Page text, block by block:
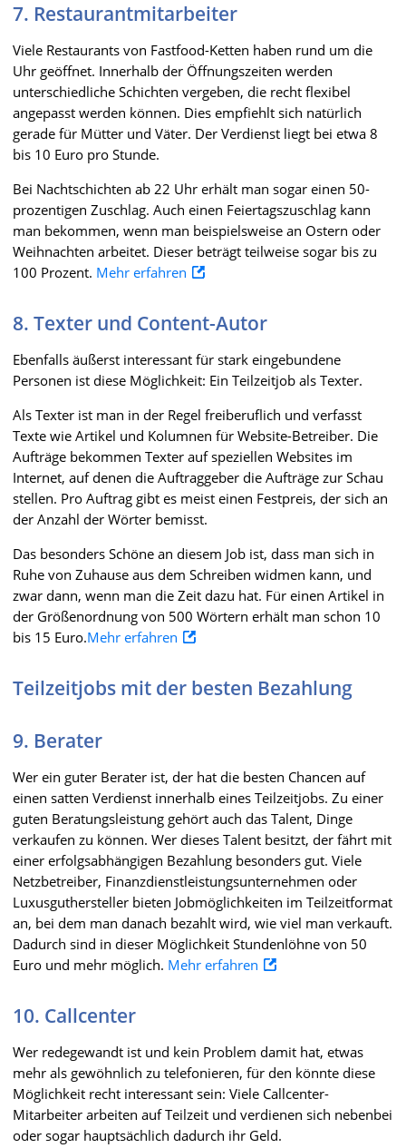
7. Restaurantmitarbeiter
Viele Restaurants von Fastfood-Ketten haben rund um die
Uhr geöffnet. Innerhalb der Öffnungszeiten werden
unterschiedliche Schichten vergeben, die recht flexibel
angepasst werden können. Dies empfiehlt sich natürlich
gerade für Mütter und Väter. Der Verdienst liegt bei etwa 8
bis 10 Euro pro Stunde.
Bei Nachtschichten ab 22 Uhr erhält man sogar einen 50-
prozentigen Zuschlag. Auch einen Feiertagszuschlag kann
man bekommen, wenn man beispielsweise an Ostern oder
Weihnachten arbeitet. Dieser beträgt teilweise sogar bis zu
100 Prozent. Mehr erfahren
8. Texter und Content-Autor
Ebenfalls äußerst interessant für stark eingebundene
Personen ist diese Möglichkeit: Ein Teilzeitjob als Texter.
Als Texter ist man in der Regel freiberuflich und verfasst
Texte wie Artikel und Kolumnen für Website-Betreiber. Die
Aufträge bekommen Texter auf speziellen Websites im
Internet, auf denen die Auftraggeber die Aufträge zur Schau
stellen. Pro Auftrag gibt es meist einen Festpreis, der sich an
der Anzahl der Wörter bemisst.
Das besonders Schöne an diesem Job ist, dass man sich in
Ruhe von Zuhause aus dem Schreiben widmen kann, und
zwar dann, wenn man die Zeit dazu hat. Für einen Artikel in
der Größenordnung von 500 Wörtern erhält man schon 10
bis 15 Euro.Mehr erfahren
Teilzeitjobs mit der besten Bezahlung
9. Berater
Wer ein guter Berater ist, der hat die besten Chancen auf
einen satten Verdienst innerhalb eines Teilzeitjobs. Zu einer
guten Beratungsleistung gehört auch das Talent, Dinge
verkaufen zu können. Wer dieses Talent besitzt, der fährt mit
einer erfolgsabhängigen Bezahlung besonders gut. Viele
Netzbetreiber, Finanzdienstleistungsunternehmen oder
Luxusguthersteller bieten Jobmöglichkeiten im Teilzeitformat
an, bei dem man danach bezahlt wird, wie viel man verkauft.
Dadurch sind in dieser Möglichkeit Stundenlöhne von 50
Euro und mehr möglich. Mehr erfahren
10. Callcenter
Wer redegewandt ist und kein Problem damit hat, etwas
mehr als gewöhnlich zu telefonieren, für den könnte diese
Möglichkeit recht interessant sein: Viele Callcenter-
Mitarbeiter arbeiten auf Teilzeit und verdienen sich nebenbei
oder sogar hauptsächlich dadurch ihr Geld.